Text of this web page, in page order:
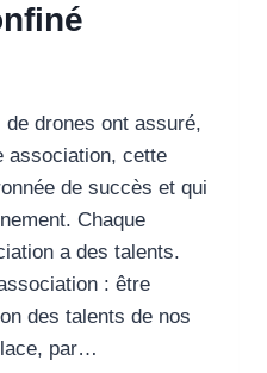
drones ont assuré,
association, cette
de succès et qui
Chaque
a des talents.
: être
des talents de nos
par…